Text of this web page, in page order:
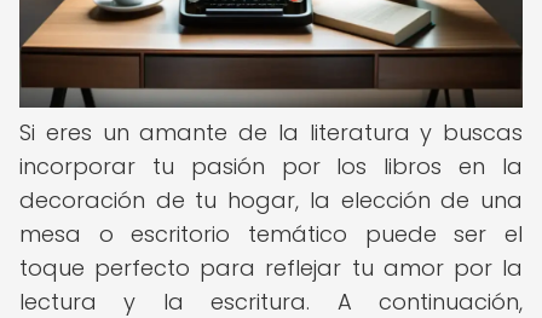
Si eres un amante de la literatura y buscas
incorporar tu pasión por los libros en la
decoración de tu hogar, la elección de una
mesa o escritorio temático puede ser el
toque perfecto para reflejar tu amor por la
lectura y la escritura. A continuación,